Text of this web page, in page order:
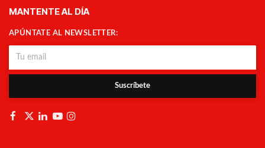
MANTENTE AL DÍA
APÚNTATE AL NEWSLETTER:
Suscríbete